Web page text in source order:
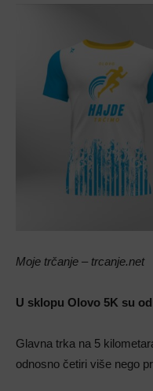
Moje trčanje – trcanje.net
U sklopu Olovo 5K su
Glavna trka na 5
odnosno četiri više nego